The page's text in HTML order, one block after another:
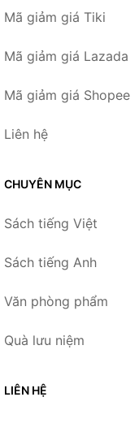
Mã giảm giá Tiki
Mã giảm giá Lazada
Mã giảm giá Shopee
Liên hệ
CHUYÊN MỤC
Sách tiếng Việt
Sách tiếng Anh
Văn phòng phẩm
Quà lưu niệm
LIÊN HỆ